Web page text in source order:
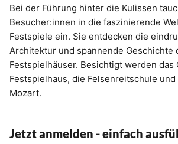
Bei der Führung hinter die Kulissen
Besucher:innen in die faszinierende
Festspiele ein. Sie entdecken die
Architektur und spannende Geschichte
Festspielhäuser. Besichtigt werden das
Festspielhaus, die Felsenreitschule und
Mozart.
Jetzt anmelden - einfach